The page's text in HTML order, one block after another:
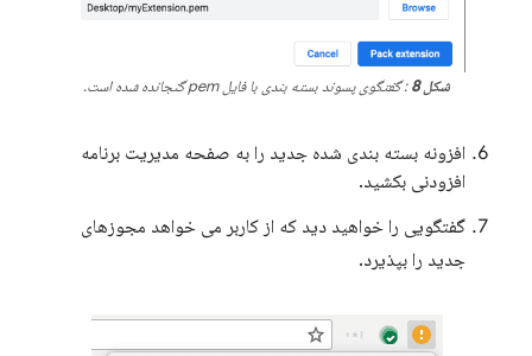
شکل 8 : گفتگوی پسوند بسته بندی با فایل pem گنجانده شده است.
افزونه بسته بندی شده جدید را به صفحه مدیریت برنامه
افزودنی بکشید.
گفتگویی را خواهید دید که از کاربر می خواهد مجوزهای
جدید را بپذیرد.